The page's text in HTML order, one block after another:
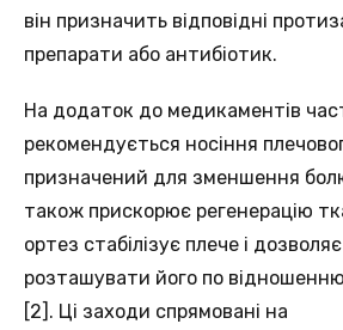
він призначить відповідні
препарати або антибіотик.
На додаток до медикаментів
рекомендується носіння
призначений для зменшення
також прискорює регенерацію
ортез стабілізує плече і
розташувати його по
[2]. Ці заходи спрямовані на